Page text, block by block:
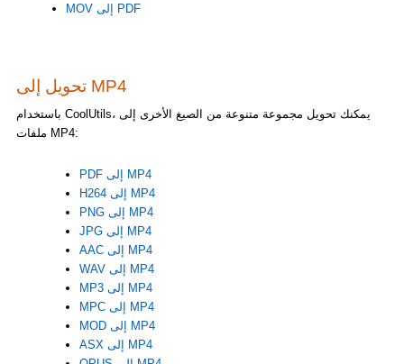
MOV إلى PDF
تحويل إلى MP4
باستخدام CoolUtils، يمكنك تحويل مجموعة متنوعة من الصيغ الأخرى إلى
ملفات MP4:
PDF إلى MP4
H264 إلى MP4
PNG إلى MP4
JPG إلى MP4
AAC إلى MP4
WAV إلى MP4
MP3 إلى MP4
MPC إلى MP4
MOD إلى MP4
ASX إلى MP4